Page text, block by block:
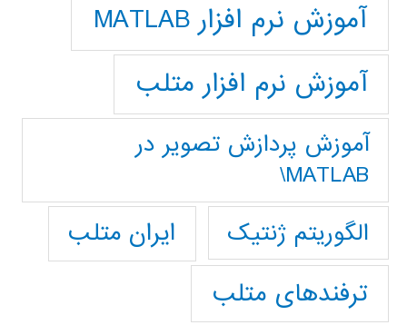
آموزش نرم افزار MATLAB
آموزش نرم افزار متلب
آموزش پردازش تصوير در
MATLAB\
الگوریتم ژنتیک
ایران متلب
ترفندهای متلب